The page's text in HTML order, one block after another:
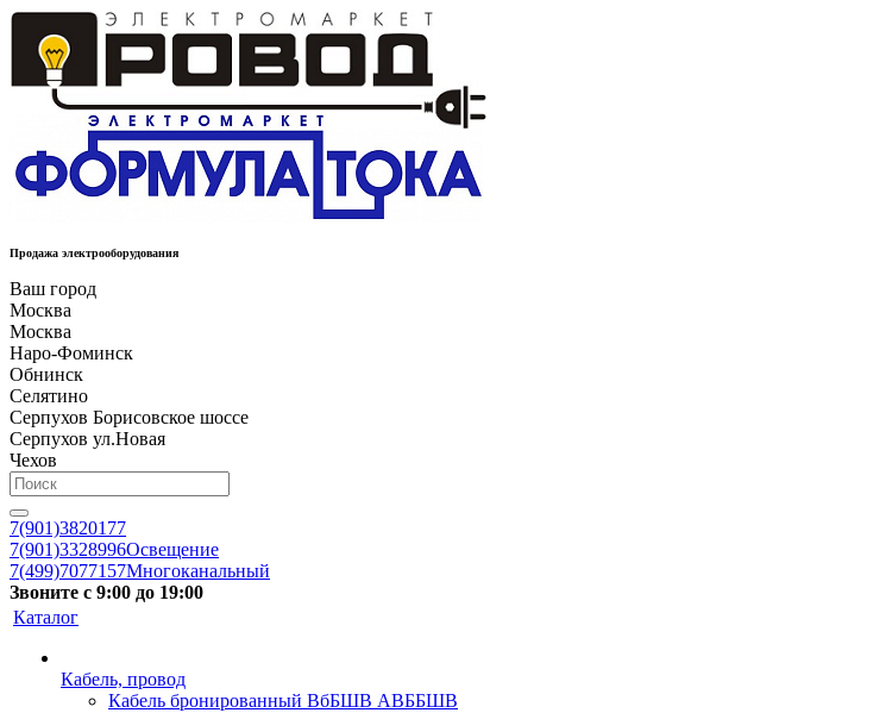
Продажа электрооборудования
Ваш город
Москва
Москва
Наро-Фоминск
Обнинск
Селятино
Серпухов Борисовское шоссе
Серпухов ул.Новая
Чехов
7(901)3820177
7(901)3328996Освещение
7(499)7077157Многоканальный
Звоните с 9:00 до 19:00
Каталог
Кабель, провод
Кабель бронированный ВбБШВ АВББШВ